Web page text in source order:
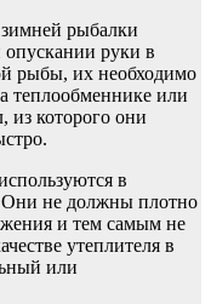
рыбалки
руки в
рыбы, их необходимо
теплообменнике или
из которого они
в
Они не должны плотно
и тем самым не
утеплителя в
или